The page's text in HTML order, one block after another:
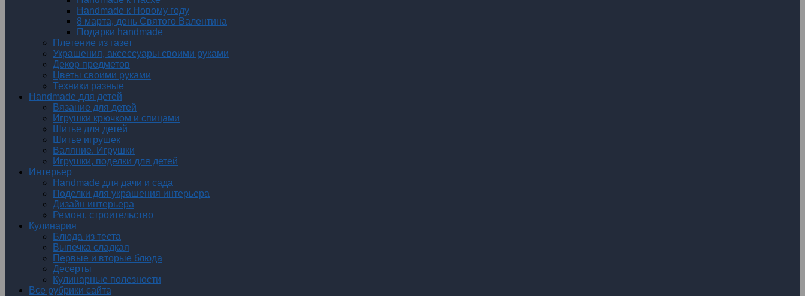
Handmade к Новому году
8 марта, день Святого Валентина
Подарки handmade
Плетение из газет
Украшения, аксессуары своими руками
Декор предметов
Цветы своими руками
Техники разные
Handmade для детей
Вязание для детей
Игрушки крючком и спицами
Шитье для детей
Шитье игрушек
Валяние. Игрушки
Игрушки, поделки для детей
Интерьер
Handmade для дачи и сада
Поделки для украшения интерьера
Дизайн интерьера
Ремонт, строительство
Кулинария
Блюда из теста
Выпечка сладкая
Первые и вторые блюда
Десерты
Кулинарные полезности
Все рубрики сайта